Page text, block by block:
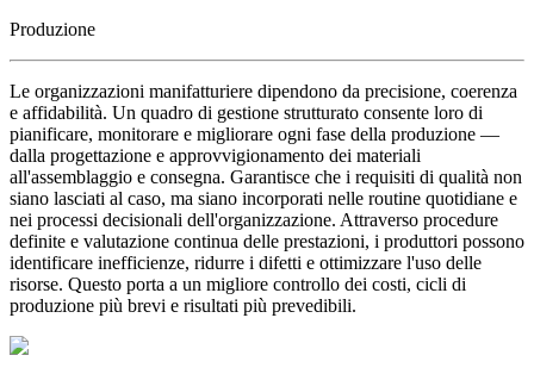
Produzione
Le organizzazioni manifatturiere dipendono da precisione, coerenza
e affidabilità. Un quadro di gestione strutturato consente loro di
pianificare, monitorare e migliorare ogni fase della produzione —
dalla progettazione e approvvigionamento dei materiali
all'assemblaggio e consegna. Garantisce che i requisiti di qualità non
siano lasciati al caso, ma siano incorporati nelle routine quotidiane e
nei processi decisionali dell'organizzazione. Attraverso procedure
definite e valutazione continua delle prestazioni, i produttori possono
identificare inefficienze, ridurre i difetti e ottimizzare l'uso delle
risorse. Questo porta a un migliore controllo dei costi, cicli di
produzione più brevi e risultati più prevedibili.